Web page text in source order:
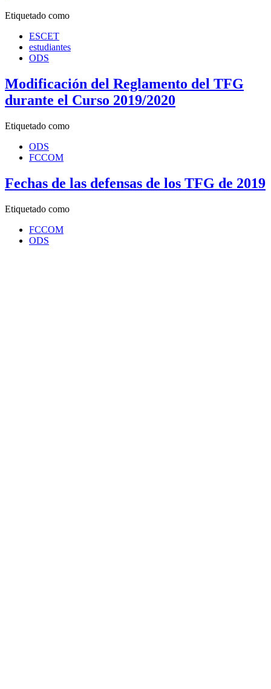
Etiquetado como
ESCET
estudiantes
ODS
Modificación del Reglamento del TFG
durante el Curso 2019/2020
Etiquetado como
ODS
FCCOM
Fechas de las defensas de los TFG de 2019
Etiquetado como
FCCOM
ODS